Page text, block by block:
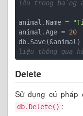
iệu trong bảng
animal.Name =
animal.Age = 20
db.Save(&animal)
liệu thông qua
Delete
Sử dụng cú pháp
db.Delete() :